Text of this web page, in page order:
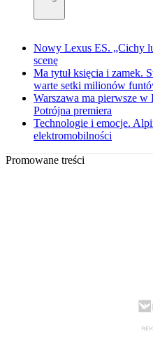
Nowy Lexus ES. „Cichy
scenę
Ma tytuł księcia i zamek.
warte setki milionów
Warszawa ma pierwsze
Potrójna premiera
Technologie i emocje.
elektromobilności
Promowane treści